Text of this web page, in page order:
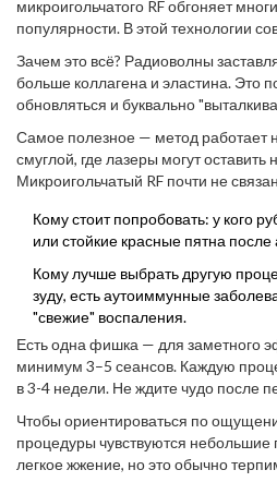
микроигольчатого RF обгоняет
популярности. В этой технологии
примерно на 0,5–3 мм (глубину
подаются радиочастотные
точечное воздействие без тяжёлой
Зачем это всё? Радиоволны
больше коллагена и эластина. Это
обновляться и буквально
выглядит свежее.
Самое полезное — метод работает
смуглой, где лазеры могут оставить
Микроигольчатый RF почти не
Кому стоит попробовать: у кого
или стойкие красные пятна после
Кому лучше выбрать другую
зуду, есть аутоиммунные
"свежие" воспаления.
Есть одна фишка — для заметного
минимум 3–5 сеансов. Каждую
в 3-4 недели. Не ждите чудо после
Чтобы ориентироваться по
процедуры чувствуются небольшие
легкое жжение, но это обычно